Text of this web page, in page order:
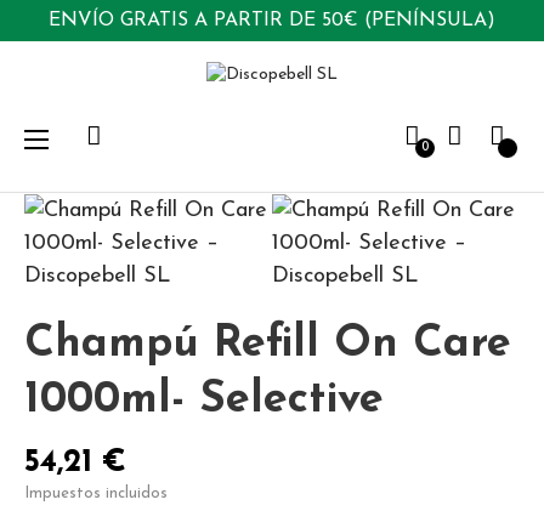
ENVÍO GRATIS A PARTIR DE 50€ (PENÍNSULA)
0
Navegación
palanca
☰
Champú Refill On Care
1000ml- Selective
54,21 €
Impuestos incluidos